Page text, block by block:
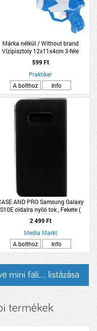
Márka nélkül / Without brand
Vízipisztoly 12x11x4cm 3-féle
599 Ft
Praktiker
A bolthoz
Info
AND PRO Samsung Galaxy
S10E oldalra nyíló tok , Fekete (
BOOKTYPE-SAM-S10E-BK )
2 499 Ft
Media Markt
A bolthoz
Info
mini fali... listázása
termékek